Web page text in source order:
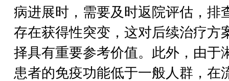
病进展时，需要及时返院评估，排
存在获得性突变，这对后续治疗方
择具有重要参考价值。此外，由于
患者的免疫功能低于一般人群，在